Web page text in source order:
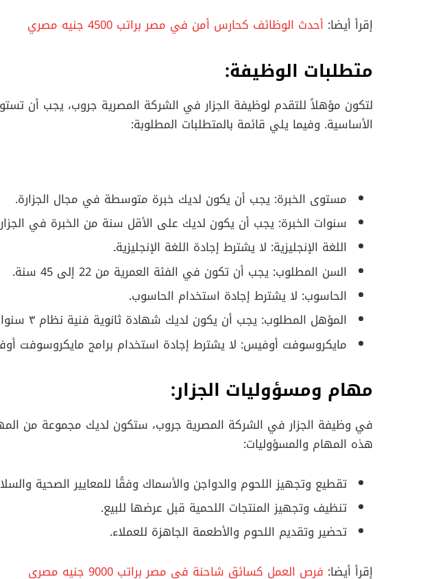
إقرأ أيضا: أحدث الوظائف كحارس أمن في مصر براتب 4500 جنيه مصري
متطلبات الوظيفة:
لتكون مؤهلاً للتقدم لوظيفة الجزار في الشركة المصرية جروب، يجب أن
الأساسية. وفيما يلي قائمة بالمتطلبات المطلوبة:
مستوى الخبرة: يجب أن يكون لديك خبرة متوسطة في مجال الجزارة.
سنوات الخبرة: يجب أن يكون لديك على الأقل سنة من الخبرة في
اللغة الإنجليزية: لا يشترط إجادة اللغة الإنجليزية.
السن المطلوب: يجب أن تكون في الفئة العمرية من 22 إلى 45 سنة.
الحاسوب: لا يشترط إجادة استخدام الحاسوب.
المؤهل المطلوب: يجب أن يكون لديك شهادة ثانوية فنية نظام ٣ سنوات (متوسط).
مايكروسوفت أوفيس: لا يشترط إجادة استخدام برامج مايكروسوفت
مهام ومسؤوليات الجزار:
في وظيفة الجزار في الشركة المصرية جروب، ستكون لديك مجموعة من
هذه المهام والمسؤوليات:
تقطيع وتجهيز اللحوم والدواجن والأسماك وفقًا للمعايير الصحية
تنظيف وتجهيز المنتجات اللحمية قبل عرضها للبيع.
تحضير وتقديم اللحوم والأطعمة الجاهزة للعملاء.
إقرأ أيضا: فرص العمل كسائق شاحنة في مصر براتب 9000 جنيه مصري